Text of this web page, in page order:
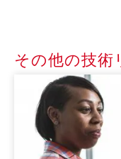
その他の技術